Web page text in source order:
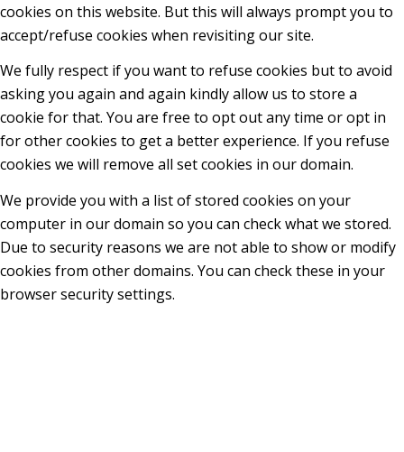
cookies on this website. But this will always prompt you to
accept/refuse cookies when revisiting our site.
We fully respect if you want to refuse cookies but to avoid
asking you again and again kindly allow us to store a
cookie for that. You are free to opt out any time or opt in
for other cookies to get a better experience. If you refuse
cookies we will remove all set cookies in our domain.
We provide you with a list of stored cookies on your
computer in our domain so you can check what we stored.
Due to security reasons we are not able to show or modify
cookies from other domains. You can check these in your
browser security settings.